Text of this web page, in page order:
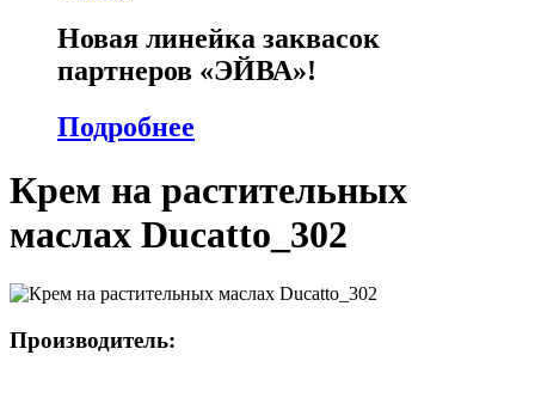
Новая линейка заквасок
партнеров «ЭЙВА»!
Подробнее
Крем на растительных
маслах Ducatto_302
Производитель: